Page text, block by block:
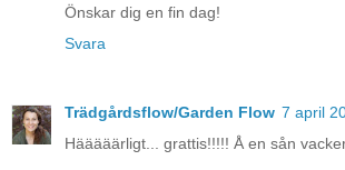
Önskar dig en fin dag!
Svara
Trädgårdsflow/Garden Flow 7 april
Hääääärligt... grattis!!!!! Å en sån